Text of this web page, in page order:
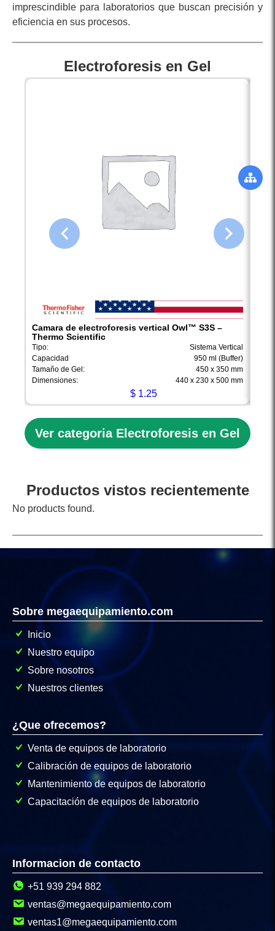
imprescindible para laboratorios que buscan precisión y
eficiencia en sus procesos.
Electroforesis en Gel
Camara de electroforesis vertical Owl™ S3S –
Thermo Scientific
Tipo:
Sistema Vertical
Capacidad
950 ml (Buffer)
Tamaño de Gel:
450 x 350 mm
Dimensiones:
440 x 230 x 500 mm
$ 1.25
Ver categoria Electroforesis en Gel
Productos vistos recientemente
No products found.
Sobre megaequipamiento.com
Inicio
Nuestro equipo
Sobre nosotros
Nuestros clientes
¿Que ofrecemos?
Venta de equipos de laboratorio
Calibración de equipos de laboratorio
Mantenimiento de equipos de laboratorio
Capacitación de equipos de laboratorio
Informacion de contacto
+51 939 294 882
ventas@megaequipamiento.com
ventas1@megaequipamiento.com